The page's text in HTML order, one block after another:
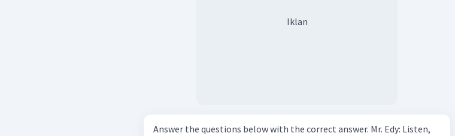
Iklan
Answer the questions below with the correct answer. Mr. Edy: Listen,